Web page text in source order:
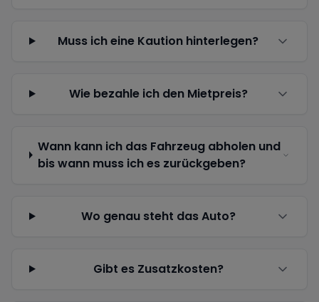
Muss ich eine Kaution hinterlegen?
Wie bezahle ich den Mietpreis?
Wann kann ich das Fahrzeug abholen und
bis wann muss ich es zurückgeben?
Wo genau steht das Auto?
Gibt es Zusatzkosten?